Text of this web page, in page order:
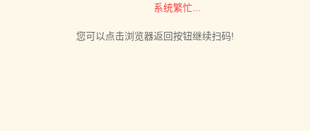
系统繁忙...
您可以点击浏览器返回按钮继续扫码!